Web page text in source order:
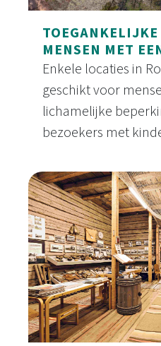
MENSEN MET
Enkele locaties in
geschikt voor
lichamelijke
bezoekers met
Toegankelijke